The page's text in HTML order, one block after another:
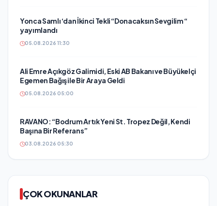
Yonca Samlı ‘dan İkinci Tekli “Donacaksın Sevgilim “
yayımlandı
05.08.2026 11:30
Ali Emre Açıkgöz Galimidi, Eski AB Bakanı ve Büyükelçi
Egemen Bağış ile Bir Araya Geldi
05.08.2026 05:00
RAVANO: “Bodrum Artık Yeni St. Tropez Değil, Kendi
Başına Bir Referans”
03.08.2026 05:30
ÇOK OKUNANLAR